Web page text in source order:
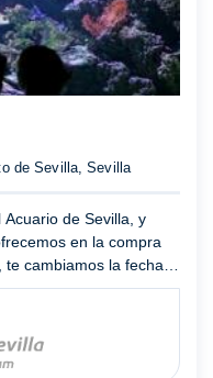
de Sevilla, Sevilla
de Sevilla, y
en la compra
cambiamos la fecha si
a las ofertas par ...